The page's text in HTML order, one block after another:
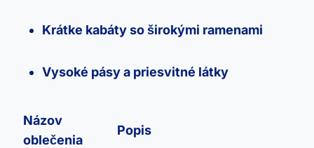
Krátke kabáty so širokými ramenami
Vysoké pásy a priesvitné látky
Názov
oblečenia
Popis